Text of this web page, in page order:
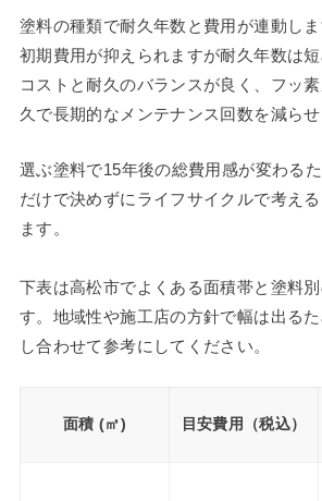
塗料の種類で耐久年数と費用が連動し
初期費用が抑えられますが耐久年数は
コストと耐久のバランスが良く、フッ
久で長期的なメンテナンス回数を減らせ
選ぶ塗料で15年後の総費用感が変わる
だけで決めずにライフサイクルで考え
ます。
下表は高松市でよくある面積帯と塗料
す。地域性や施工店の方針で幅は出る
し合わせて参考にしてください。
面積 (㎡) 目安費用（税込）